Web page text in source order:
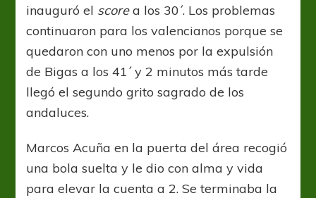
inauguró el scorea los 30´. Los problemas
continuaron para los valencianos porque se
quedaron con uno menos por la expulsión
de Bigas a los 41´ y 2 minutos más tarde
llegó el segundo grito sagrado de los
andaluces.
Marcos Acuña en la puerta del área recogió
una bola suelta y le dio con alma y vida
para elevar la cuenta a 2. Se terminaba la